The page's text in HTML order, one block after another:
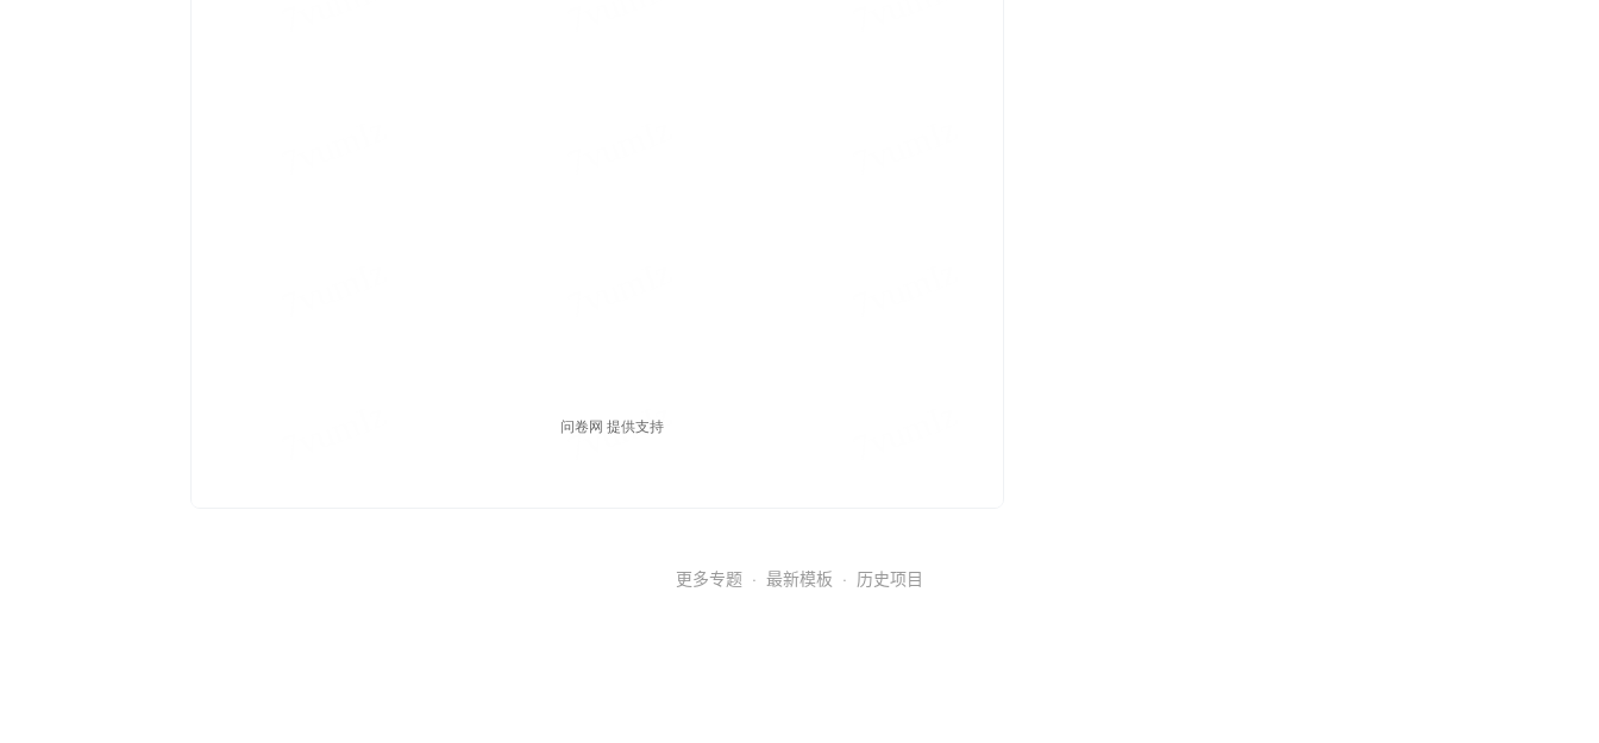
更多专题 · 最新模板 · 历史项目